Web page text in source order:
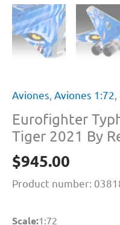
Aviones, Aviones 1:72,
Eurofighter
Tiger 2021 By
$945.00
Product number:
Scale:1:72